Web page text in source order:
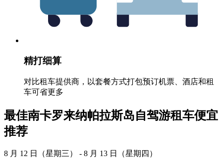
精打细算
对比租车提供商，以套餐方式打包预订机票、酒店和租
车可省更多
最佳南卡罗来纳帕拉斯岛自驾游租车便宜
推荐
8 月 12 日（星期三） - 8 月 13 日（星期四）